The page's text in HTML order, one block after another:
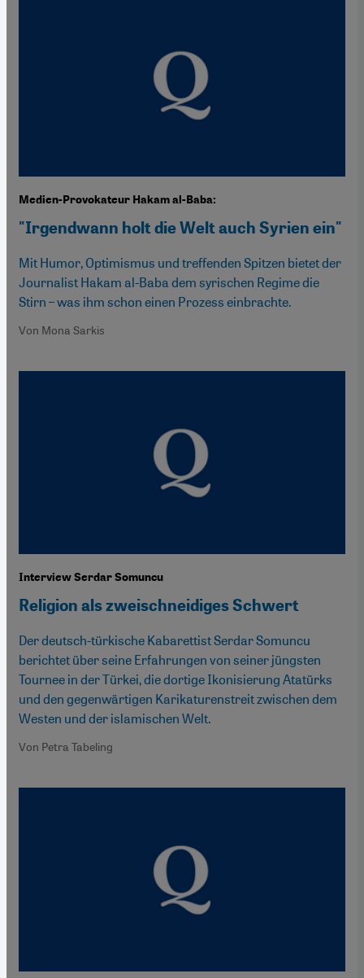
Medien-Provokateur Hakam al-Baba:
"Irgendwann holt die Welt auch Syrien ein"
Mit Humor, Optimismus und treffenden Spitzen bietet der
Journalist Hakam al-Baba dem syrischen Regime die
Stirn – was ihm schon einen Prozess einbrachte.
Von Mona Sarkis
Interview Serdar Somuncu
Religion als zweischneidiges Schwert
Der deutsch-türkische Kabarettist Serdar Somuncu
berichtet über seine Erfahrungen von seiner jüngsten
Tournee in der Türkei, die dortige Ikonisierung Atatürks
und den gegenwärtigen Karikaturenstreit zwischen dem
Westen und der islamischen Welt.
Von Petra Tabeling